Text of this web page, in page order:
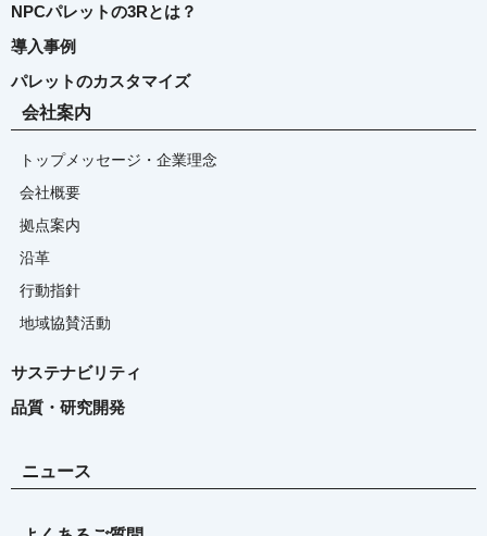
NPCパレットの3Rとは？
導入事例
パレットのカスタマイズ
会社案内
トップメッセージ・企業理念
会社概要
拠点案内
沿革
行動指針
地域協賛活動
サステナビリティ
品質・研究開発
ニュース